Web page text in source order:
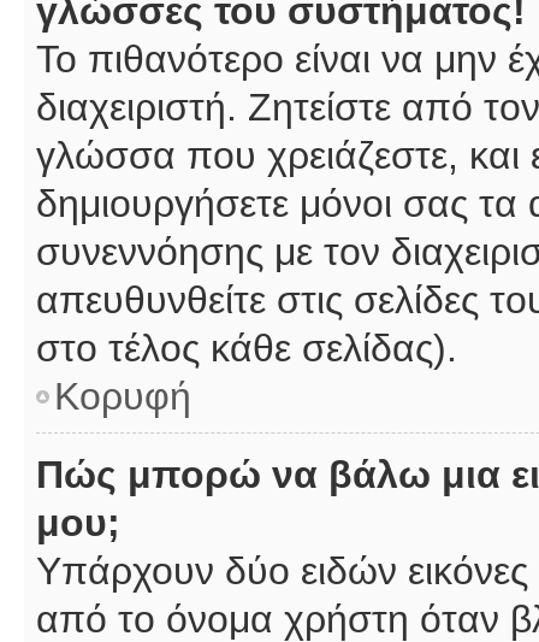
γλώσσες του συστήματος!
Το πιθανότερο είναι να μην
διαχειριστή. Ζητείστε από
γλώσσα που χρειάζεστε, και
δημιουργήσετε μόνοι σας
συνεννόησης με τον
απευθυνθείτε στις
στο τέλος κάθε σελίδας).
Κορυφή
Πώς μπορώ να βάλω μια
μου;
Υπάρχουν δύο ειδών
από το όνομα χρήστη όταν